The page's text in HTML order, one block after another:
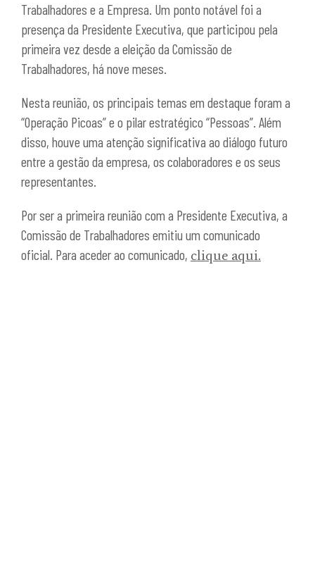
Trabalhadores e a Empresa. Um ponto notável foi a
presença da Presidente Executiva, que participou pela
primeira vez desde a eleição da Comissão de
Trabalhadores, há nove meses.
Nesta reunião, os principais temas em destaque foram a
“Operação Picoas” e o pilar estratégico “Pessoas”. Além
disso, houve uma atenção significativa ao diálogo futuro
entre a gestão da empresa, os colaboradores e os seus
representantes.
Por ser a primeira reunião com a Presidente Executiva, a
Comissão de Trabalhadores emitiu um comunicado
oficial. Para aceder ao comunicado, clique aqui.